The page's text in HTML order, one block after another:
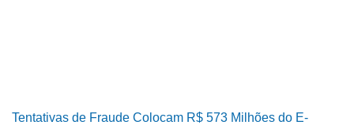
Tentativas de Fraude Colocam R$ 573 Milhões do E-